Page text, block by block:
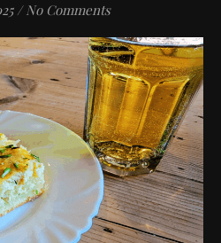
/ No Comments